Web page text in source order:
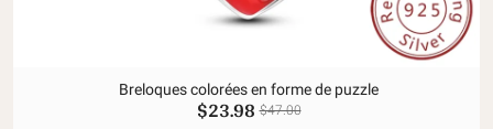
Breloques colorées en forme de puzzle
$23.98 $47.00